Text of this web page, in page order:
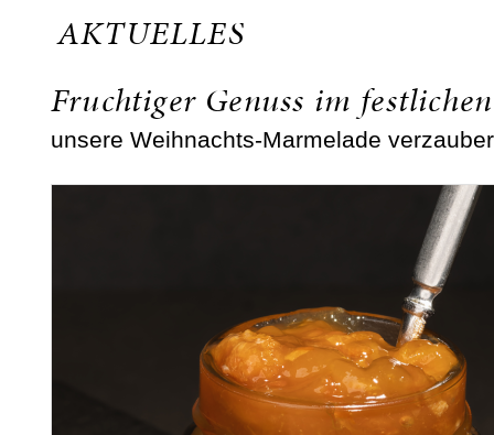
AKTUELLES
Fruchtiger Genuss im
unsere Weihnachts-Marmelade